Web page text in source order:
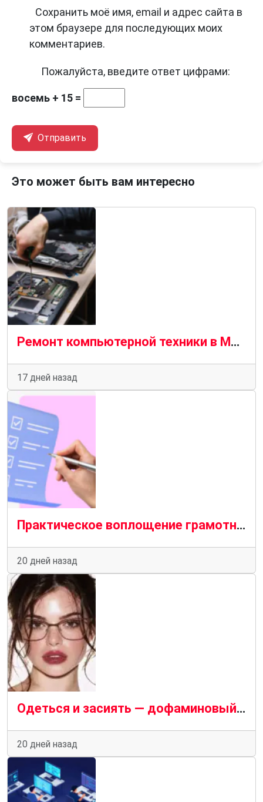
Сохранить моё имя, email и адрес сайта в
этом браузере для последующих моих
комментариев.
Пожалуйста, введите ответ цифрами:
восемь + 15 =
Отправить
Это может быть вам интересно
Ремонт компьютерной техники в Москве: услуги, диагностика, гарантия
17 дней назад
Практическое воплощение грамотной автоматизации
20 дней назад
Одеться и засиять — дофаминовый гардероб как главное лекарство этого лета
20 дней назад